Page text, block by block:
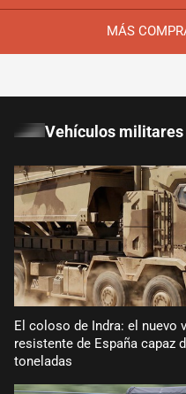
MÁS
Vehículos militares
El coloso de Indra: el nuevo
resistente de España capaz
toneladas